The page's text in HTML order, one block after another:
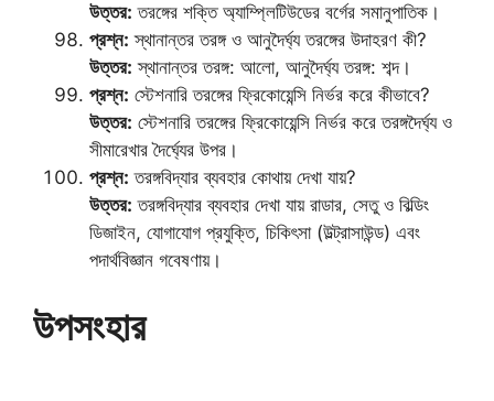
উত্তর: তরঙ্গের শক্তি অ্যাম্প্লিটিউডের বর্গের সমানুপাতিক।
প্রশ্ন: স্থানান্তর তরঙ্গ ও আনুদৈর্ঘ্য তরঙ্গের উদাহরণ কী?
উত্তর: স্থানান্তর তরঙ্গ: আলো, আনুদৈর্ঘ্য তরঙ্গ: শব্দ।
প্রশ্ন: স্টেশনারি তরঙ্গের ফ্রিকোয়েন্সি নির্ভর করে কীভাবে?
উত্তর: স্টেশনারি তরঙ্গের ফ্রিকোয়েন্সি নির্ভর করে তরঙ্গদৈর্ঘ্য ও
সীমারেখার দৈর্ঘ্যের উপর।
প্রশ্ন: তরঙ্গবিদ্যার ব্যবহার কোথায় দেখা যায়?
উত্তর: তরঙ্গবিদ্যার ব্যবহার দেখা যায় রাডার, সেতু ও বিল্ডিং
ডিজাইন, যোগাযোগ প্রযুক্তি, চিকিৎসা (উল্ট্রাসাউন্ড) এবং
পদার্থবিজ্ঞান গবেষণায়।
উপসংহার